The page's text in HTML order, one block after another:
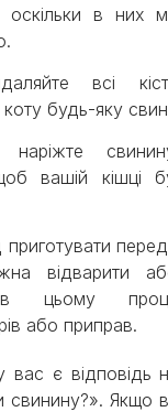
оскільки в них
всі
будь-яку
наріжте
вашій кішці
відварити
цьому
або приправ.
є відповідь
свинину?». Якщо